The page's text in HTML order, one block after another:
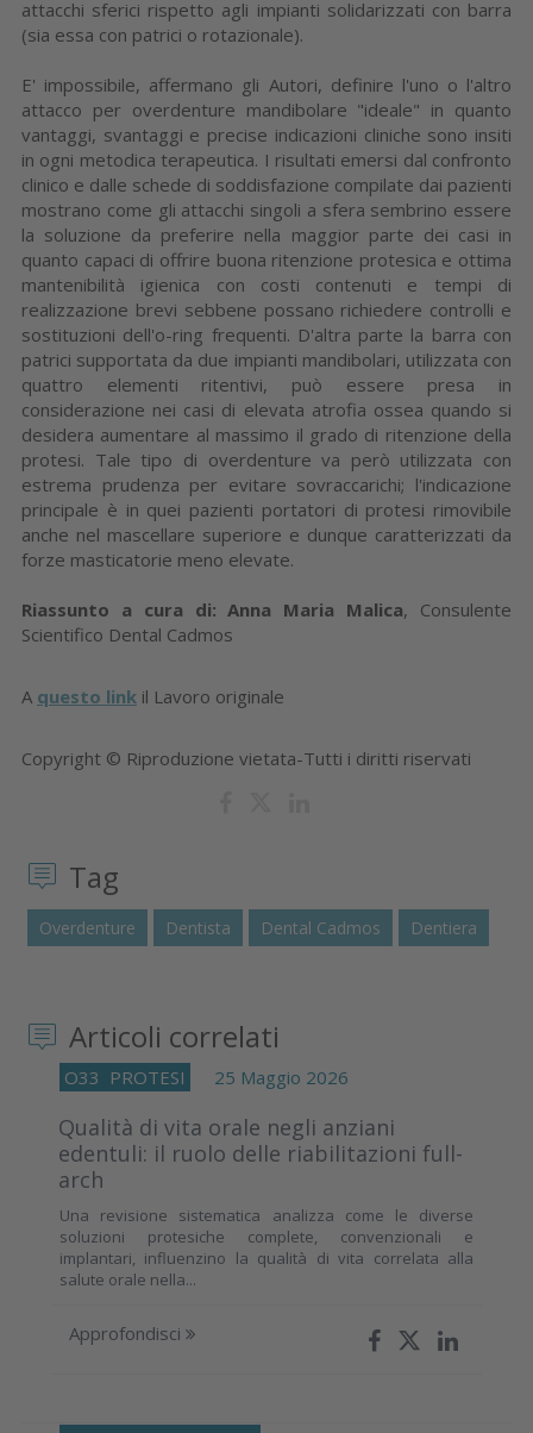
attacchi sferici rispetto agli impianti solidarizzati con barra
(sia essa con patrici o rotazionale).
E' impossibile, affermano gli Autori, definire l'uno o l'altro
attacco per overdenture mandibolare "ideale" in quanto
vantaggi, svantaggi e precise indicazioni cliniche sono insiti
in ogni metodica terapeutica. I risultati emersi dal confronto
clinico e dalle schede di soddisfazione compilate dai pazienti
mostrano come gli attacchi singoli a sfera sembrino essere
la soluzione da preferire nella maggior parte dei casi in
quanto capaci di offrire buona ritenzione protesica e ottima
mantenibilità igienica con costi contenuti e tempi di
realizzazione brevi sebbene possano richiedere controlli e
sostituzioni dell'o-ring frequenti. D'altra parte la barra con
patrici supportata da due impianti mandibolari, utilizzata con
quattro elementi ritentivi, può essere presa in
considerazione nei casi di elevata atrofia ossea quando si
desidera aumentare al massimo il grado di ritenzione della
protesi. Tale tipo di overdenture va però utilizzata con
estrema prudenza per evitare sovraccarichi; l'indicazione
principale è in quei pazienti portatori di protesi rimovibile
anche nel mascellare superiore e dunque caratterizzati da
forze masticatorie meno elevate.
Riassunto a cura di: Anna Maria Malica, Consulente
Scientifico Dental Cadmos
A questo link il Lavoro originale
Copyright © Riproduzione vietata-Tutti i diritti riservati
Tag
Overdenture Dentista Dental Cadmos Dentiera
Articoli correlati
O33 PROTESI 25 Maggio 2026
Qualità di vita orale negli anziani
edentuli: il ruolo delle riabilitazioni full-
arch
Una revisione sistematica analizza come le diverse
soluzioni protesiche complete, convenzionali e
implantari, influenzino la qualità di vita correlata alla
salute orale nella...
Approfondisci